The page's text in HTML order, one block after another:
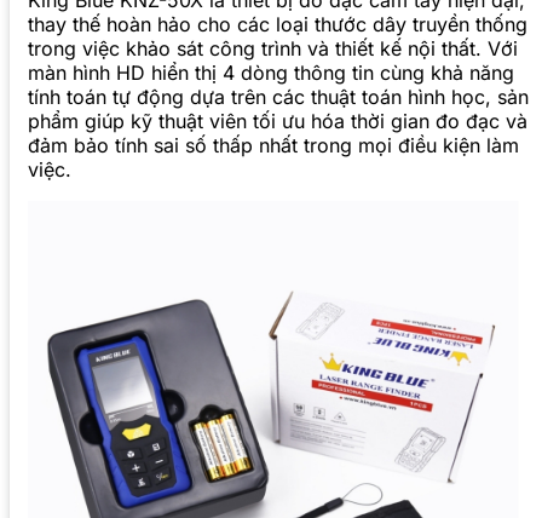
thay thế hoàn hảo cho các loại thước dây truyền thống
trong việc khảo sát công trình và thiết kế nội thất. Với
màn hình HD hiển thị 4 dòng thông tin cùng khả năng
tính toán tự động dựa trên các thuật toán hình học, sản
phẩm giúp kỹ thuật viên tối ưu hóa thời gian đo đạc và
đảm bảo tính sai số thấp nhất trong mọi điều kiện làm
việc.